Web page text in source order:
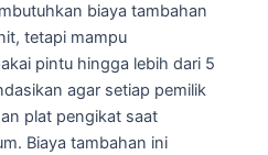
biaya tambahan
tetapi mampu
pintu hingga lebih dari 5
agar setiap pemilik
plat pengikat saat
Biaya tambahan ini